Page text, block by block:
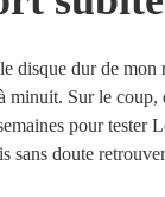
disque dur de
minuit. Sur le
pour tester
sans doute